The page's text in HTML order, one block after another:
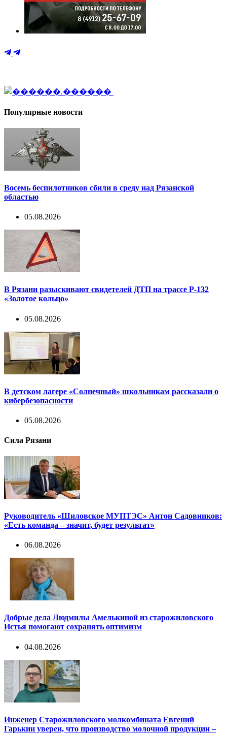
Популярные новости
Восемь беспилотников сбили в среду над Рязанской
областью
05.08.2026
В Рязани разыскивают свидетелей ДТП на трассе Р-132
«Золотое кольцо»
05.08.2026
В детском лагере «Солнечный» школьникам рассказали о
кибербезопасности
05.08.2026
Сила Рязани
Руководитель «Шиловское МУПТЭС» Антон Садовников:
«Есть команда – значит, будет результат»
06.08.2026
Добрые дела Людмилы Амелькиной из старожиловского
Истья помогают сохранять оптимизм
04.08.2026
Инженер Старожиловского молкомбината Евгений
Гарькин уверен, что производство молочной продукции –